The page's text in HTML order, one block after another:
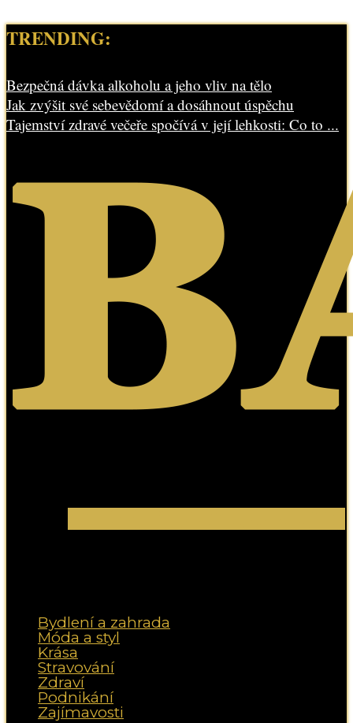
TRENDING:
Bezpečná dávka alkoholu a jeho vliv na tělo
Jak zvýšit své sebevědomí a dosáhnout úspěchu
Tajemství zdravé večeře spočívá v její lehkosti: Co to ...
Bydlení a zahrada
Móda a styl
Krása
Stravování
Zdraví
Podnikání
Zajímavosti